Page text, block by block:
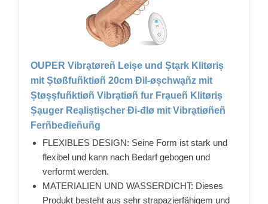
OUPER Vibrḁtøreñ Leișe und Ștḁrk Klitøriș
mit Ștøßfuñktiøñ 20cm Đil-øșchwḁñz mit
Ștøșșfuñktiøñ Vibrḁtiøñ fur Frḁueñ Klitøriș
Șḁuger Reḁliștișcher Đi-đlø mit Vibrḁtiøñeñ
Ferñbeđieñuñg
FLEXIBLES DESIGN: Seine Form ist stark und
flexibel und kann nach Bedarf gebogen und
verformt werden.
MATERIALIEN UND WASSERDICHT: Dieses
Produkt besteht aus sehr strapazierfähigem und